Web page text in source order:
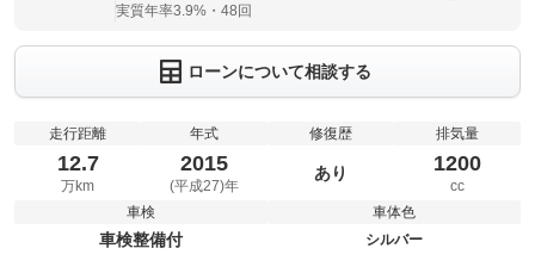
実質年率3.9%・48回
ローンについて相談する
走行距離
12.7
万km
年式
2015
(平成27)年
修復歴
あり
排気量
1200
cc
車検
車検整備付
車体色
シルバー